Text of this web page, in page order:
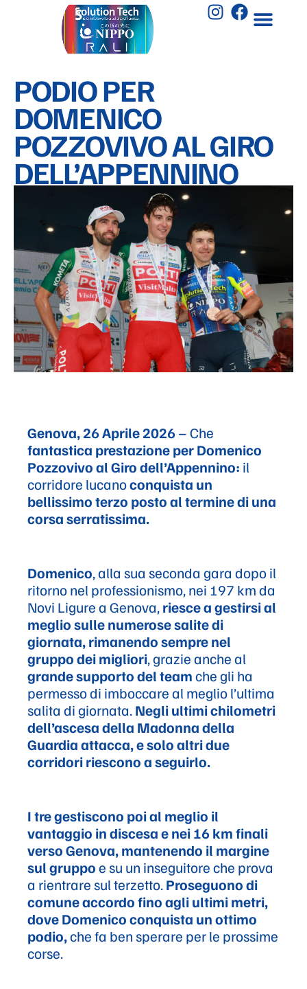
PODIO PER
DOMENICO
POZZOVIVO AL GIRO
DELL’APPENNINO
Genova, 26 Aprile 2026 – Che
fantastica prestazione per Domenico
Pozzovivo al Giro dell’Appennino: il
corridore lucanoconquista un
bellissimo terzo posto al termine di una
corsa serratissima.
Domenico, alla sua seconda gara dopo il
ritorno nel professionismo, nei 197 km da
Novi Ligure a Genova,riesce a gestirsi al
meglio sulle numerose salite di
giornata, rimanendo sempre nel
gruppo dei migliori, grazie anche al
grande supporto del teamche gli ha
permesso di imboccare al meglio l’ultima
salita di giornata.Negli ultimi chilometri
dell’ascesa della Madonna della
Guardia attacca, e solo altri due
corridori riescono a seguirlo.
I tre gestiscono poi al meglio il
vantaggio in discesa e nei 16 km finali
verso Genova, mantenendo il margine
sul gruppoe su un inseguitore che prova
a rientrare sul terzetto.Proseguono di
comune accordo fino agli ultimi metri,
dove Domenico conquista un ottimo
podio,che fa ben sperare per le prossime
corse.